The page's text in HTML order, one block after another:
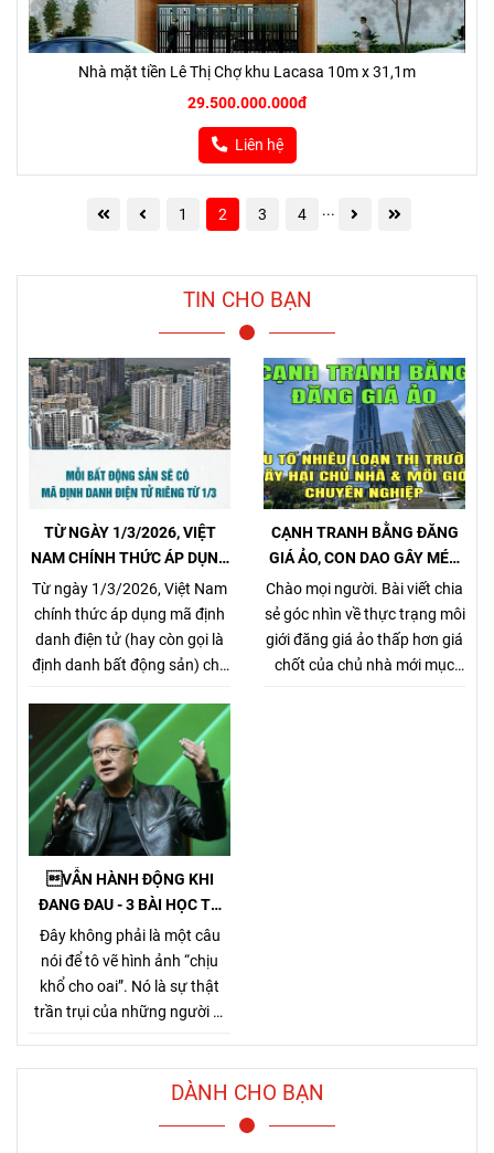
Nhà mặt tiền Lê Thị Chợ khu Lacasa 10m x 31,1m
29.500.000.000đ
Liên hệ
1 2 3 4 ...
TIN CHO BẠN
TỪ NGÀY 1/3/2026, VIỆT
NAM CHÍNH THỨC ÁP DỤNG
MÃ ĐỊNH DANH BẤT ĐỘNG
SẢN
Từ ngày 1/3/2026, Việt Nam
chính thức áp dụng mã định
danh điện tử (hay còn gọi là
định danh bất động sản) cho
theo Nghị định
357/2025/NĐ-CP (ban hành
ngày 31/12/2025, hiệu lực từ
1/3/2026) về xây dựng, quản
lý và sử dụng hệ thống thông
tin, cơ sở dữ liệu về nhà ở và
thị trường bất động sản.
CẠNH TRANH BẰNG ĐĂNG
GIÁ ẢO, CON DAO GÂY MÉO
MÓ THỊ TRƯỜNG, GÂY HẠI
CHỦ NHÀ VÀ NHÀ MÔI GIỚI
CHÂN CHÍNH
Chào mọi người. Bài viết chia
sẻ góc nhìn về thực trạng môi
giới đăng giá ảo thấp hơn giá
chốt của chủ nhà mới mục
VẪN HÀNH ĐỘNG KHI
ĐANG ĐAU - 3 BÀI HỌC TỪ
TỶ PHÚ JENSEN HUANG
Đây không phải là một câu
nói để tô vẽ hình ảnh “chịu
khổ cho oai”. Nó là sự thật
trần trụi của những người đi
người chỉ nhận ra sau khi đãDÀNH CHO BẠN